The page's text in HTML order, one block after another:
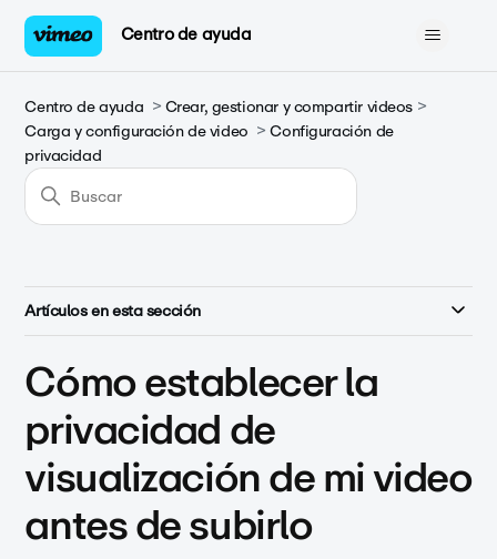
Centro de ayuda
Centro de ayuda
Crear, gestionar y compartir videos
Carga y configuración de video
Configuración de
privacidad
Artículos en esta sección
Cómo establecer la
privacidad de
visualización de mi video
antes de subirlo